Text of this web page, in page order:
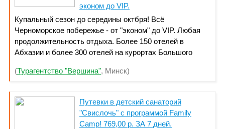
эконом до VIP.
Купальный сезон до середины октбря! Всё
Черноморское побережье - от "эконом" до VIP. Любая
продолжительность отдыха. Более 150 отелей в
Абхазии и более 300 отелей на курортах Большого
BYN, с 3-раз. питанием - от 85 BYN/сутки на человека.
встречи-проводы на вокзале/аэропорту и трансферы во
все отели
(Турагентство "Вершина", Минск)
Путевки в детский санаторий
"Свислочь" с программой Family
Camp! 769,00 р. ЗА 7 дней.